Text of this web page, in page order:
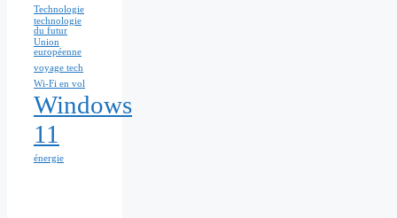
Technologie
technologie
du futur
Union
européenne
voyage tech
Wi-Fi en vol
Windows
11
énergie